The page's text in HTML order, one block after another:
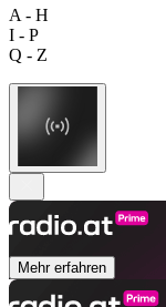
A - H
I - P
Q - Z
Mehr erfahren